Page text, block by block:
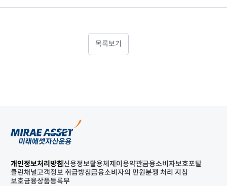
목록보기
개인정보처리방침신용정보활용체제 이용약관금융소비자보호포탈
클린채널고객정보 취급방침금융소비자의 민원분쟁 처리 지침
보호금융상품등록부